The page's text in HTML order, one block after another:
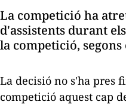
La competició ha
d'assistents durant
la competició,
La decisió no s'ha pres
competició aquest cap